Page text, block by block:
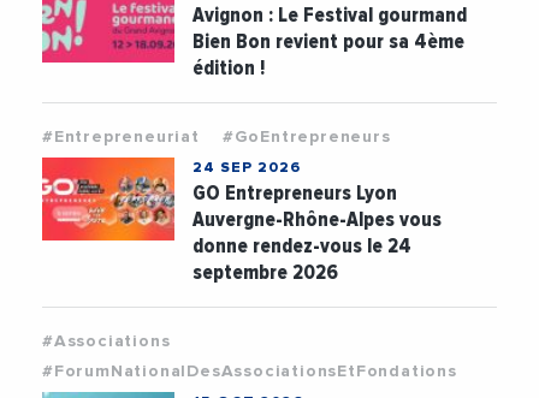
Avignon : Le Festival gourmand
Bien Bon revient pour sa 4ème
édition !
#Entrepreneuriat #GoEntrepreneurs
24 SEP 2026
GO Entrepreneurs Lyon
Auvergne-Rhône-Alpes vous
donne rendez-vous le 24
septembre 2026
#Associations
#ForumNationalDesAssociationsEtFondations